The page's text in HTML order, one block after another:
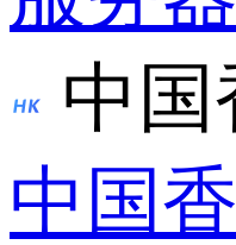
中
中国